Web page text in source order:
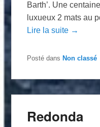
Barth’. Une
luxueux 2 mats au
Lire la suite →
Posté dans Non classé
Redonda